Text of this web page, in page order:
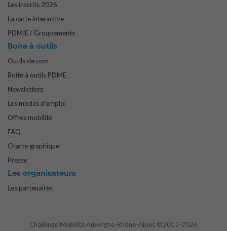
Les inscrits 2026
La carte interactive
PDMIE / Groupements
Boite à outils
Outils de com
Boîte à outils PDME
Newsletters
Les modes d'emploi
Offres mobilité
FAQ
Charte graphique
Presse
Les organisateurs
Les partenaires
Challenge Mobilité Auvergne-Rhône-Alpes ©2011-2026